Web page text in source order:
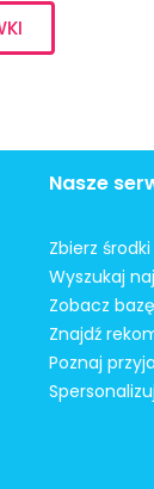
Nasze
Zbierz
Wyszukaj
Zobacz
Znajdź
Poznaj